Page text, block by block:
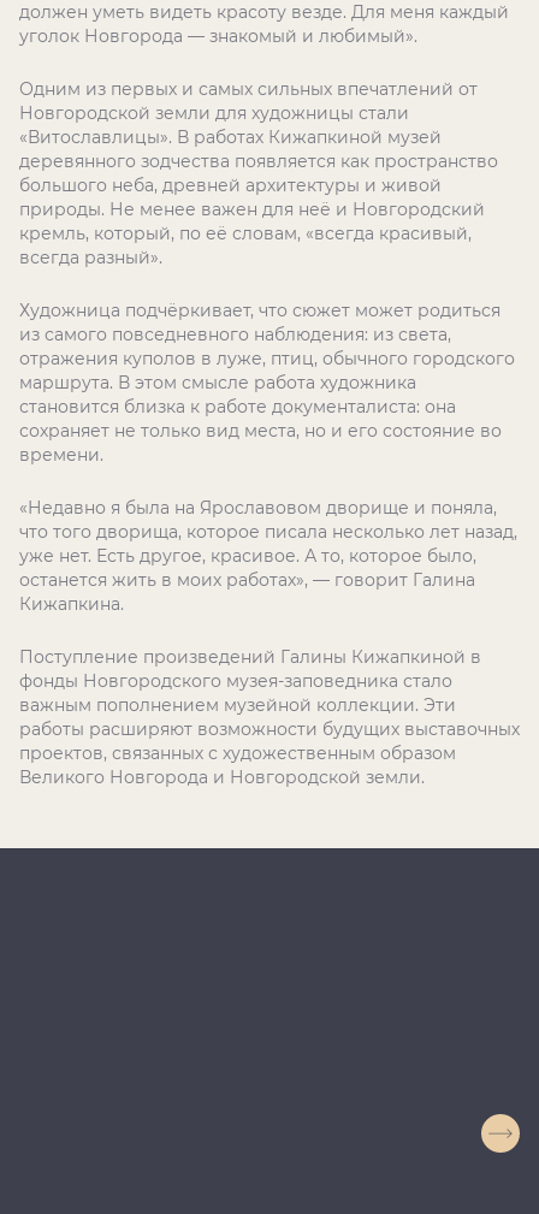
должен уметь видеть красоту везде. Для меня каждый
уголок Новгорода — знакомый и любимый».
Одним из первых и самых сильных впечатлений от
Новгородской земли для художницы стали
«Витославлицы». В работах Кижапкиной музей
деревянного зодчества появляется как пространство
большого неба, древней архитектуры и живой
природы. Не менее важен для неё и Новгородский
кремль, который, по её словам, «всегда красивый,
всегда разный».
Художница подчёркивает, что сюжет может родиться
из самого повседневного наблюдения: из света,
отражения куполов в луже, птиц, обычного городского
маршрута. В этом смысле работа художника
становится близка к работе документалиста: она
сохраняет не только вид места, но и его состояние во
времени.
«Недавно я была на Ярославовом дворище и поняла,
что того дворища, которое писала несколько лет назад,
уже нет. Есть другое, красивое. А то, которое было,
останется жить в моих работах», — говорит Галина
Кижапкина.
Поступление произведений Галины Кижапкиной в
фонды Новгородского музея-заповедника стало
важным пополнением музейной коллекции. Эти
работы расширяют возможности будущих выставочных
проектов, связанных с художественным образом
Великого Новгорода и Новгородской земли.